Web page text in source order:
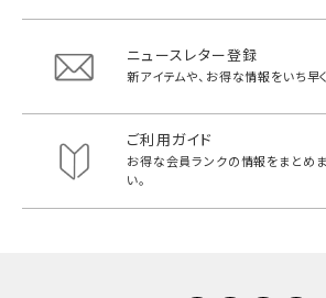
ニュースレター登録
新アイテムや、お得な情報をいち早く
ご利用ガイド
お得な会員ランクの情報をまとめま
い。